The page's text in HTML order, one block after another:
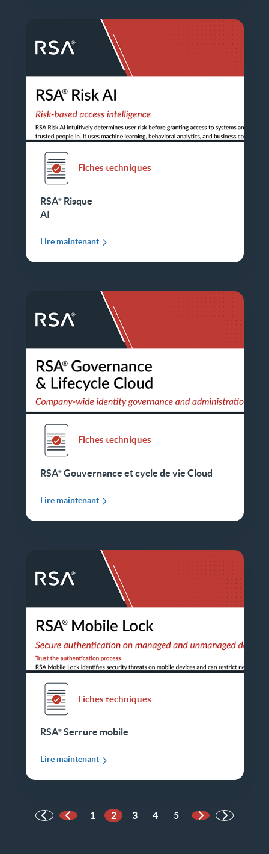
Fiches techniques
RSA Risque
AI
Lire maintenant
Fiches techniques
RSA Gouvernance et cycle de vie Cloud
Lire maintenant
Fiches techniques
RSA Serrure mobile
Lire maintenant
Page précédente
1 2 3 4 5
Page suivante